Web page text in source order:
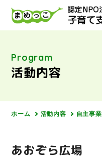
Program
活動内容
ホーム 活動内容 自主事業
あおぞら広場